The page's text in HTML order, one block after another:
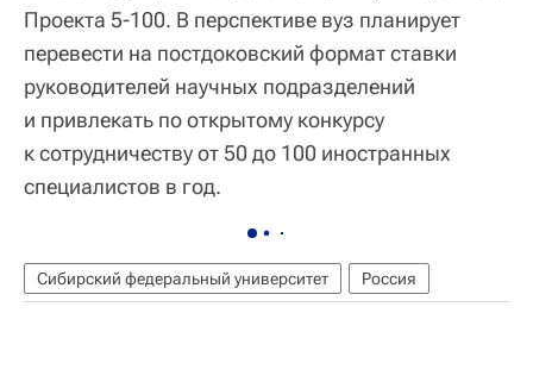
Проекта 5-100. В перспективе вуз планирует
перевести на постдоковский формат ставки
руководителей научных подразделений
и привлекать по открытому конкурсу
к сотрудничеству от 50 до 100 иностранных
специалистов в год.
Сибирский федеральный университет Россия